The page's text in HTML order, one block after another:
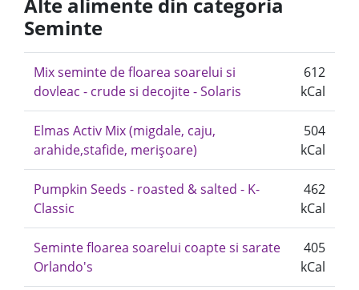
Seminte
Mix seminte de floarea soarelui si
dovleac - crude si decojite - Solaris
612
kCal
Elmas Activ Mix (migdale, caju,
arahide,stafide, merișoare)
504
kCal
Pumpkin Seeds - roasted & salted - K-
Classic
462
kCal
Seminte floarea soarelui coapte si sarate
Orlando's
405
kCal